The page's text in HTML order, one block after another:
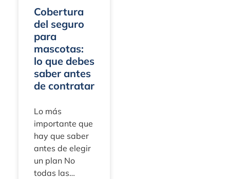
Cobertura
del seguro
para
mascotas:
lo que debes
saber antes
de contratar
Lo más
importante que
hay que saber
antes de elegir
un plan No
todas las